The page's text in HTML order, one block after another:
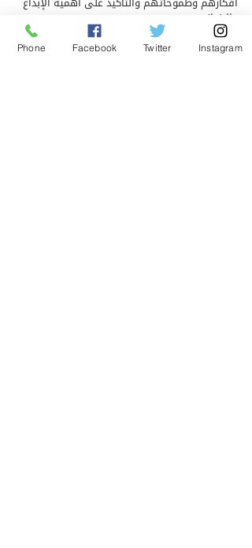
والإنجاز.
Phone Facebook Twitter Instagram